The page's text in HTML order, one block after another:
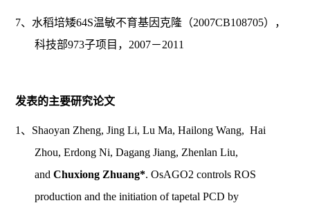
7、水稻培矮64S温敏不育基因克隆（2007CB108705），
科技部973子项目，2007－2011
发表的主要研究论文
1、Shaoyan Zheng, Jing Li, Lu Ma, Hailong Wang, Hai
Zhou, Erdong Ni, Dagang Jiang, Zhenlan Liu,
andChuxiong Zhuang*. OsAGO2 controls ROS
production and the initiation of tapetal PCD by